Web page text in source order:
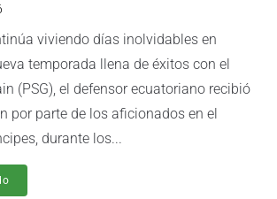
viviendo días inolvidables en
temporada llena de éxitos con el
(PSG), el defensor ecuatoriano recibió
por parte de los aficionados en el
durante los...